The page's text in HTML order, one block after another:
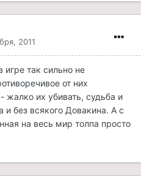
2011
так сильно не
от них
их убивать, судьба и
и без всякого Довакина. А с
на весь мир толпа просто